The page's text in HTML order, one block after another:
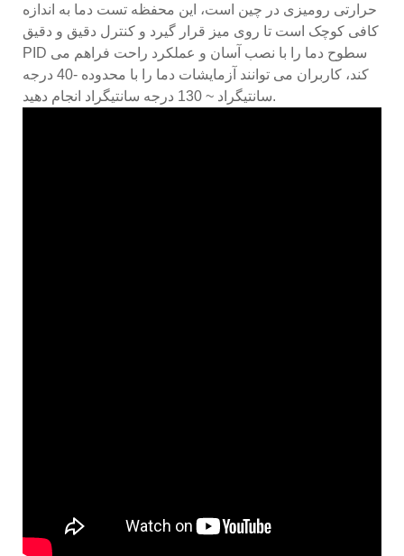
حرارتی رومیزی در چین است، این محفظه تست دما به اندازه
کافی کوچک است تا روی میز قرار گیرد و کنترل دقیق و دقیق
PID سطوح دما را با نصب آسان و عملکرد راحت فراهم می
کند، کاربران می توانند آزمایشات دما را با محدوده -40 درجه
سانتیگراد ~ 130 درجه سانتیگراد انجام دهید.